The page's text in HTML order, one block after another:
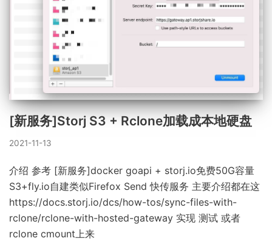
[新服务]Storj S3 + Rclone加载成本地硬盘
2021-11-13
介绍 参考 [新服务]docker goapi + storj.io免费50G容量
S3+fly.io自建类似Firefox Send 快传服务 主要介绍都在这
https://docs.storj.io/dcs/how-tos/sync-files-with-
rclone/rclone-with-hosted-gateway 实现 测试 或者
rclone cmount上来